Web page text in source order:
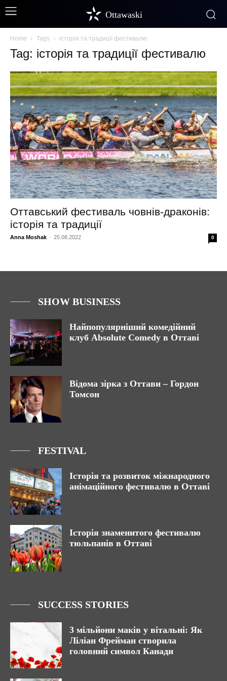
Ottawaski
Home Tags історія та традиції фестивалю
Tag: історія та традиції фестивалю
Оттавський фестиваль човнів-драконів:
історія та традиції
Anna Moshak - 25.08.2022 0
SHOW BUSINESS
Найпопулярніший комедійний
клуб Absolute Comedy в Оттаві
Відома зірка з Оттави – Гордон
Томсон
FESTIVAL
Історія та розвиток міжнародного
анімаційного фестивалю в Оттаві
Історія знаменитого фестивалю
тюльпанів в Оттаві
SUCCESS STORIES
3 мільйони маків у вітальні: Як
Ліліан Фрейман створила
головний символ Канади